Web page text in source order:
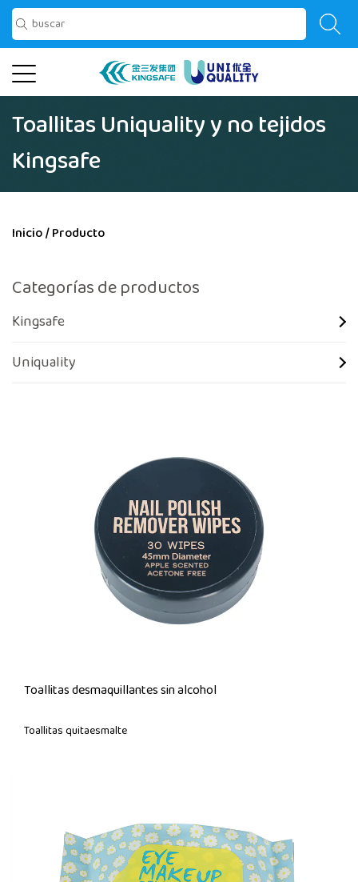
Toallitas Uniquality y no tejidos
Kingsafe
Inicio/Producto
Toallitas desmaquillantes sin alcohol
Toallitas quitaesmalte
Categorías de productos
Kingsafe
Uniquality